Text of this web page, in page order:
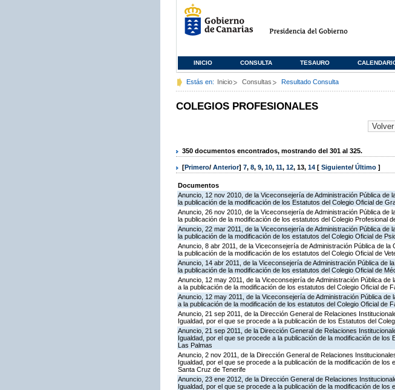
INICIO CONSULTA TESAURO
Estás en: Inicio Consultas Resultado Consulta
COLEGIOS PROFESIONALES
350 documentos encontrados, mostrando del 301 al 325.
[Primero/ Anterior] 7, 8, 9, 10, 11, 12, 13, 14 [ Siguiente/ Último ]
Documentos
Anuncio, 12 nov 2010, de la Viceconsejería de Administración Pública
la publicación de la modificación de los Estatutos del Colegio Oficial de
Anuncio, 26 nov 2010, de la Viceconsejería de Administración Pública
la publicación de la modificación de los estatutos del Colegio Profesional
Anuncio, 22 mar 2011, de la Viceconsejería de Administración Pública
la publicación de la modificación de los estatutos del Colegio Oficial de
Anuncio, 8 abr 2011, de la Viceconsejería de Administración Pública de
la publicación de la modificación de los estatutos del Colegio Oficial de
Anuncio, 14 abr 2011, de la Viceconsejería de Administración Pública
la publicación de la modificación de los estatutos del Colegio Oficial de
Anuncio, 12 may 2011, de la Viceconsejería de Administración Pública
a la publicación de la modificación de los estatutos del Colegio Oficial de
Anuncio, 12 may 2011, de la Viceconsejería de Administración Pública
a la publicación de la modificación de los estatutos del Colegio Oficial de
Anuncio, 21 sep 2011, de la Dirección General de Relaciones
Igualdad, por el que se procede a la publicación de los Estatutos del
Anuncio, 21 sep 2011, de la Dirección General de Relaciones
Igualdad, por el que se procede a la publicación de la modificación de
Las Palmas
Anuncio, 2 nov 2011, de la Dirección General de Relaciones
Igualdad, por el que se procede a la publicación de la modificación de
Santa Cruz de Tenerife
Anuncio, 23 ene 2012, de la Dirección General de Relaciones
Igualdad, por el que se procede a la publicación de la modificación de